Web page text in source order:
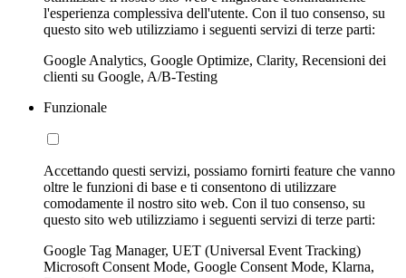
l'esperienza complessiva dell'utente. Con il tuo consenso, su
questo sito web utilizziamo i seguenti servizi di terze parti:
Google Analytics, Google Optimize, Clarity, Recensioni dei
clienti su Google, A/B-Testing
Funzionale
Accettando questi servizi, possiamo fornirti feature che vanno
oltre le funzioni di base e ti consentono di utilizzare
comodamente il nostro sito web. Con il tuo consenso, su
questo sito web utilizziamo i seguenti servizi di terze parti:
Google Tag Manager, UET (Universal Event Tracking)
Microsoft Consent Mode, Google Consent Mode, Klarna,